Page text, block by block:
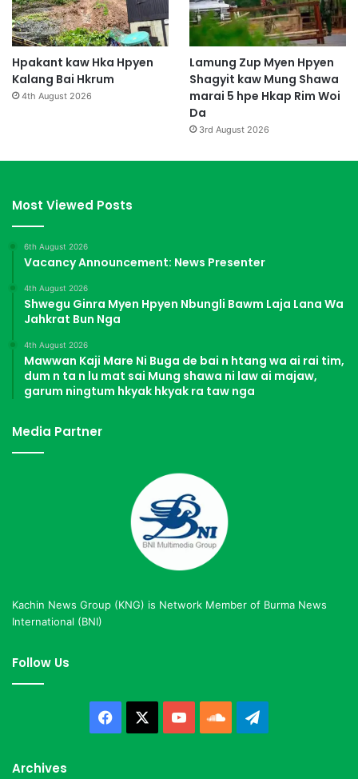
d
u
Hpakant kaw Hka Hpyen
Kalang Bai Hkrum
4th August 2026
Lamung Zup Myen Hpyen
Shagyit kaw Mung Shawa
marai 5 hpe Hkap Rim Woi
Da
3rd August 2026
Most Viewed Posts
6th August 2026
Vacancy Announcement: News Presenter
4th August 2026
Shwegu Ginra Myen Hpyen Nbungli Bawm Laja Lana Wa
Jahkrat Bun Nga
4th August 2026
Mawwan Kaji Mare Ni Buga de bai n htang wa ai rai tim,
dum n ta n lu mat sai Mung shawa ni law ai majaw,
garum ningtum hkyak hkyak ra taw nga
Media Partner
Kachin News Group (KNG) is Network Member of Burma News
International (BNI)
Follow Us
Facebook YouTubeSoundCloud
Archives